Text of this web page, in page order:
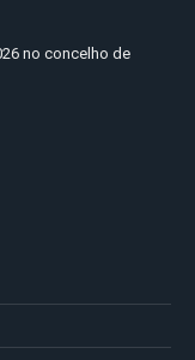
no concelho de